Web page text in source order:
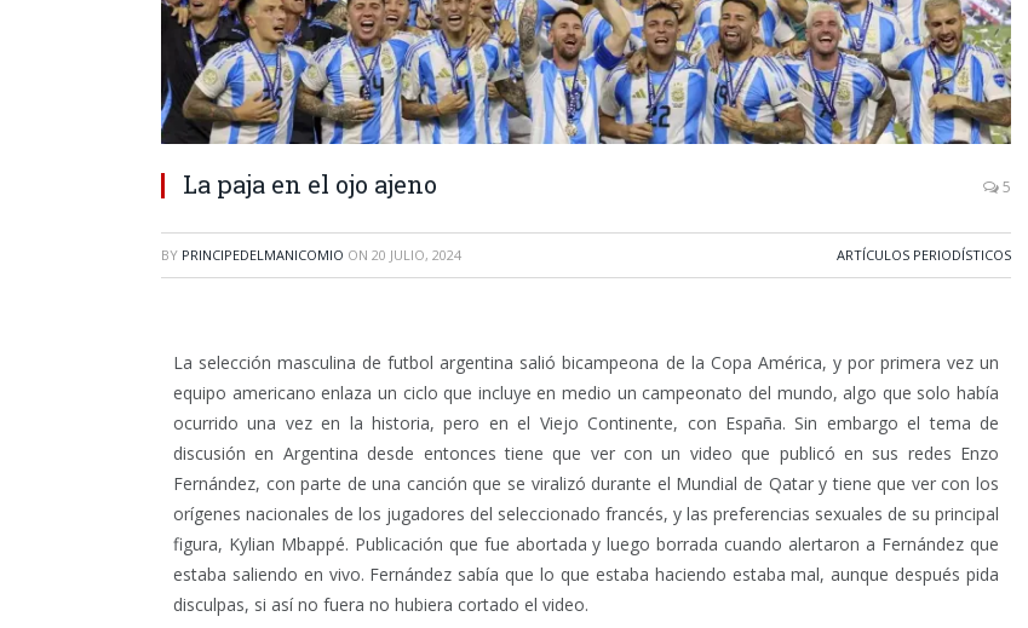
La paja en el ojo ajeno 5
BY PRINCIPEDELMANICOMIO ON 20 JULIO, 2024 ARTÍCULOS PERIODÍSTICOS
La selección masculina de futbol argentina salió bicampeona de la Copa América, y por primera vez un
equipo americano enlaza un ciclo que incluye en medio un campeonato del mundo, algo que solo había
ocurrido una vez en la historia, pero en el Viejo Continente, con España. Sin embargo el tema de
discusión en Argentina desde entonces tiene que ver con un video que publicó en sus redes Enzo
Fernández, con parte de una canción que se viralizó durante el Mundial de Qatar y tiene que ver con los
orígenes nacionales de los jugadores del seleccionado francés, y las preferencias sexuales de su principal
figura, Kylian Mbappé. Publicación que fue abortada y luego borrada cuando alertaron a Fernández que
estaba saliendo en vivo. Fernández sabía que lo que estaba haciendo estaba mal, aunque después pida
disculpas, si así no fuera no hubiera cortado el video.